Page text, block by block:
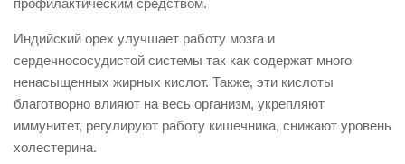
профилактическим средством.
Индийский орех улучшает работу мозга и
сердечнососудистой системы так как содержат много
ненасыщенных жирных кислот. Также, эти кислоты
благотворно влияют на весь организм, укрепляют
иммунитет, регулируют работу кишечника, снижают уровень
холестерина.